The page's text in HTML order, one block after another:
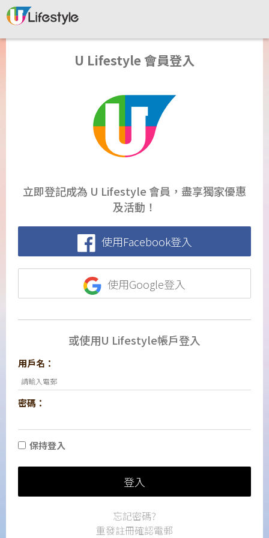
U Lifestyle 會員登入
立即登記成為 U Lifestyle 會員，盡享獨家優惠
及活動！
使用Facebook登入
使用Google登入
或使用U Lifestyle帳戶登入
用戶名：
密碼：
保持登入
登入
忘記密碼?
重發註冊確認電郵